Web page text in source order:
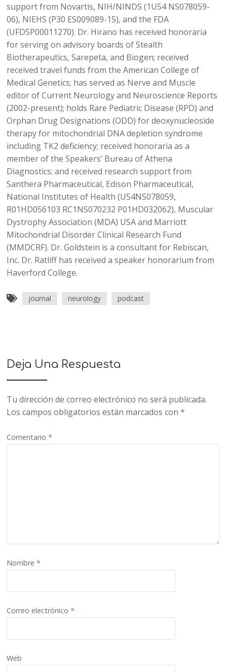
support from Novartis, NIH/NINDS (1U54 NS078059-
06), NIEHS (P30 ES009089-15), and the FDA
(UFDSP00011270). Dr. Hirano has received honoraria
for serving on advisory boards of Stealth
Biotherapeutics, Sarepeta, and Biogen; received
received travel funds from the American College of
Medical Genetics; has served as Nerve and Muscle
editor of Current Neurology and Neuroscience Reports
(2002-present); holds Rare Pediatric Disease (RPD) and
Orphan Drug Designations (ODD) for deoxynucleoside
therapy for mitochondrial DNA depletion syndrome
including TK2 deficiency; received honoraria as a
member of the Speakers’ Bureau of Athena
Diagnostics; and received research support from
Santhera Pharmaceutical, Edison Pharmaceutical,
National Institutes of Health (U54NS078059,
R01HD056103 RC1NS070232 P01HD032062), Muscular
Dystrophy Association (MDA) USA and Marriott
Mitochondrial Disorder Clinical Research Fund
(MMDCRF). Dr. Goldstein is a consultant for Rebiscan,
Inc. Dr. Ratliff has received a speaker honorarium from
Haverford College.
journal neurology podcast
Deja Una Respuesta
Tu dirección de correo electrónico no será publicada.
Los campos obligatorios están marcados con*
Comentario*
Nombre*
Correo electrónico*
Web